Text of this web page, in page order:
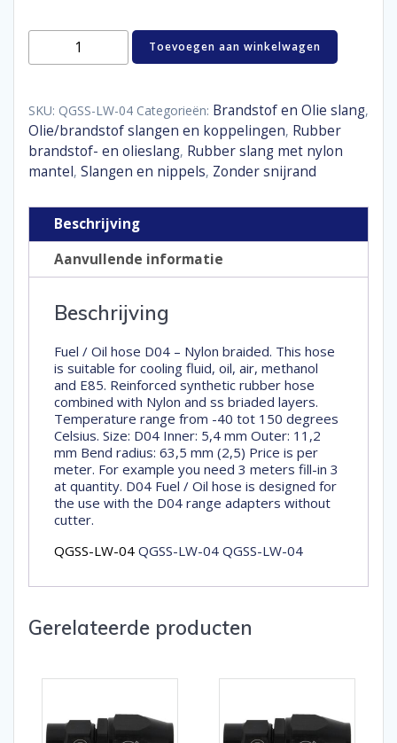
Fuel
Nylon
braided
D04
aantal
Toevoegen aan winkelwagen
SKU: QGSS-LW-04 Categorieën: Brandstof en Olie slang,
Olie/brandstof slangen en koppelingen, Rubber
brandstof- en olieslang, Rubber slang met nylon
mantel, Slangen en nippels, Zonder snijrand
Beschrijving
Aanvullende informatie
Beschrijving
Fuel / Oil hose D04 – Nylon braided. This hose
is suitable for cooling fluid, oil, air, methanol
and E85. Reinforced synthetic rubber hose
combined with Nylon and ss briaded layers.
Temperature range from -40 tot 150 degrees
Celsius. Size: D04 Inner: 5,4 mm Outer: 11,2
mm Bend radius: 63,5 mm (2,5) Price is per
meter. For example you need 3 meters fill-in 3
at quantity. D04 Fuel / Oil hose is designed for
the use with the D04 range adapters without
cutter.
QGSS-LW-04 QGSS-LW-04 QGSS-LW-04
Gerelateerde producten